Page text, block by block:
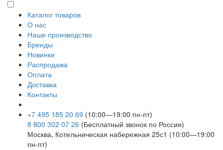
Каталог товаров
О нас
Наше производство
Бренды
Новинки
Распродажа
Оплата
Доставка
Контакты
+7 495 185 20 69 (10:00—19:00 пн-пт)
8 800 302 07 26 (Бесплатный звонок по России)
Москва, Котельническая набережная 25с1 (10:00—19:00
пн-пт)